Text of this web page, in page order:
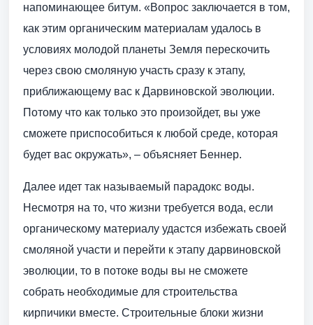
напоминающее битум. «Вопрос заключается в том,
как этим органическим материалам удалось в
условиях молодой планеты Земля перескочить
через свою смоляную участь сразу к этапу,
приближающему вас к Дарвиновской эволюции.
Потому что как только это произойдет, вы уже
сможете приспособиться к любой среде, которая
будет вас окружать», – объясняет Беннер.
Далее идет так называемый парадокс воды.
Несмотря на то, что жизни требуется вода, если
органическому материалу удастся избежать своей
смоляной участи и перейти к этапу дарвиновской
эволюции, то в потоке воды вы не сможете
собрать необходимые для строительства
кирпичики вместе. Строительные блоки жизни